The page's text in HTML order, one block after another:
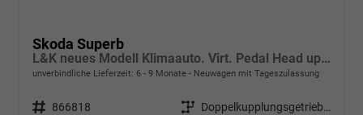
Skoda Superb
L&K neues Modell Klimaauto. Virt. Pedal Head up Displ. Kessy Navi. Kamera PDC SHZ
unverbindliche Lieferzeit: 6 - 9 Monate Neuwagen mit Tageszulassung
Fahrzeugnr. 866818 Getriebe Doppelkupplungsgetriebe (DSG)